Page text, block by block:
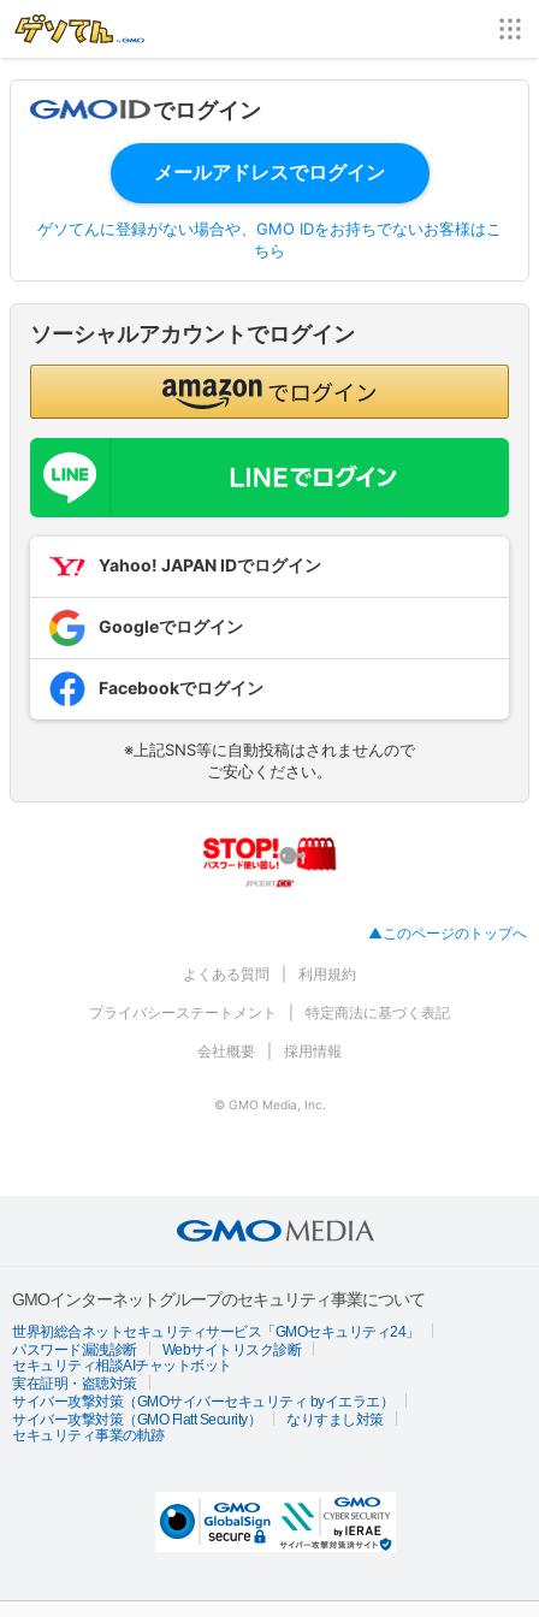
でログイン
ゲソてんに登録がない場合や、GMO IDをお持ちでないお客様はこ
ちら
ソーシャルアカウントでログイン
Yahoo! JAPAN IDでログイン
Googleでログイン
Facebookでログイン
※上記SNS等に自動投稿はされませんので
ご安心ください。
▲このページのトップへ
よくある質問 利用規約
プライバシーステートメント 特定商法に基づく表記
会社概要 採用情報
© GMO Media, Inc.
GMOインターネットグループのセキュリティ事業について
世界初総合ネットセキュリティサービス「GMOセキュリティ24」
パスワード漏洩診断
Webサイトリスク診断
セキュリティ相談AIチャットボット
実在証明・盗聴対策
サイバー攻撃対策（GMOサイバーセキュリティ byイエラエ）
サイバー攻撃対策（GMO Flatt Security）
なりすまし対策
セキュリティ事業の軌跡